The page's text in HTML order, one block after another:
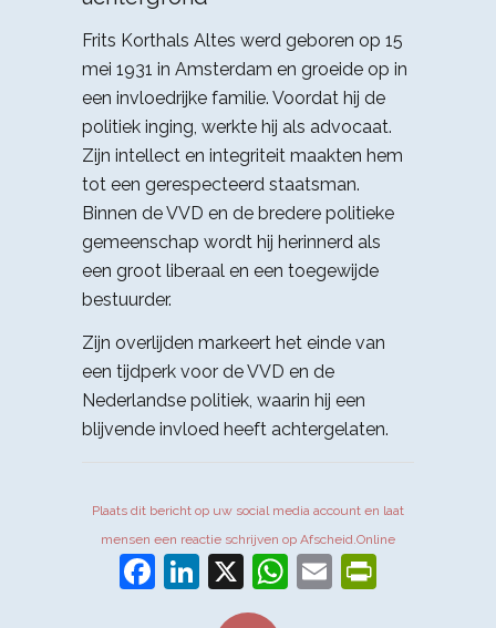
Frits Korthals Altes werd geboren op 15
mei 1931 in Amsterdam en groeide op in
een invloedrijke familie. Voordat hij de
politiek inging, werkte hij als advocaat.
Zijn intellect en integriteit maakten hem
tot een gerespecteerd staatsman.
Binnen de VVD en de bredere politieke
gemeenschap wordt hij herinnerd als
een groot liberaal en een toegewijde
bestuurder.
Zijn overlijden markeert het einde van
een tijdperk voor de VVD en de
Nederlandse politiek, waarin hij een
blijvende invloed heeft achtergelaten.
Plaats dit bericht op uw social media account en laat
mensen een reactie schrijven op Afscheid.Online
Facebook
LinkedIn
X WhatsApp
Email